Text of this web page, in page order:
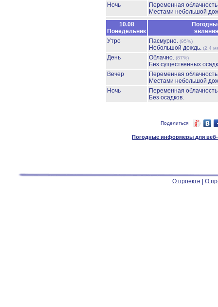
Ночь
Переменная
Местами небольшой
10.08
Понедельник
явления
Утро
Пасмурно. (95%)
Небольшой дождь. (2.4
День Облачно. (87%)
Без существенных
Вечер
Переменная
Местами небольшой
Ночь
Переменная
Без осадков.
Поделиться
Погодные информеры для веб-
О проекте О